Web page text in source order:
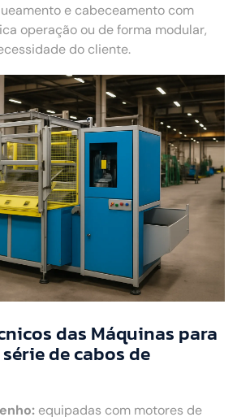
e cabeceamento com
operação ou de forma modular,
do cliente.
das Máquinas para
de cabos de
equipadas com motores de